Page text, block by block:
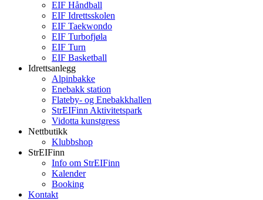
EIF Håndball
EIF Idrettsskolen
EIF Taekwondo
EIF Turbofjøla
EIF Turn
EIF Basketball
Idrettsanlegg
Alpinbakke
Enebakk station
Flateby- og Enebakkhallen
StrEIFinn Aktivitetspark
Vidotta kunstgress
Nettbutikk
Klubbshop
StrEIFinn
Info om StrEIFinn
Kalender
Booking
Kontakt